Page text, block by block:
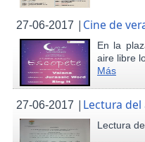
27-06-2017 | Cine de
En la
aire libre
Más
27-06-2017 | Lectura del
Lectura